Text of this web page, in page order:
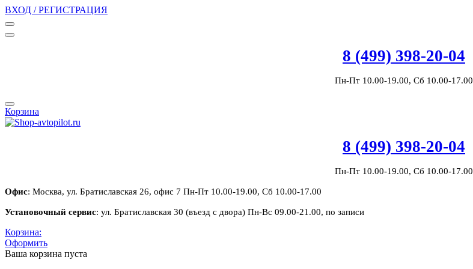
ВХОД / РЕГИСТРАЦИЯ
8 (499) 398-20-04
Пн-Пт 10.00-19.00, Сб 10.00-17.00
Корзина
8 (499) 398-20-04
Пн-Пт 10.00-19.00, Сб 10.00-17.00
Офис: Москва, ул. Братиславская 26, офис 7 Пн-Пт 10.00-19.00, Сб 10.00-17.00
Установочный сервис: ул. Братиславская 30 (въезд с двора) Пн-Вс 09.00-21.00, по записи
Корзина:
Оформить
Ваша корзина пуста